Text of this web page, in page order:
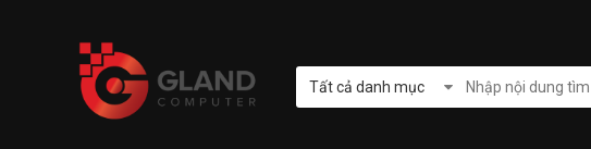
Tất cả danh mục